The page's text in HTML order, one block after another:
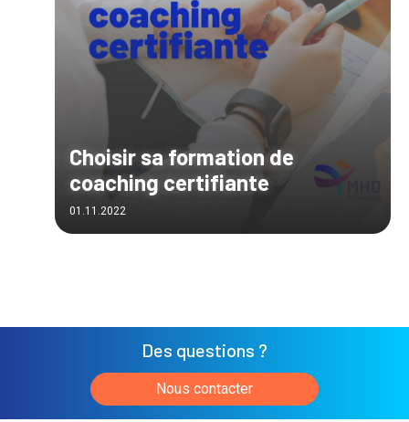
Choisir sa formation de
coaching certifiante
01.11.2022
Des questions ?
Nous contacter